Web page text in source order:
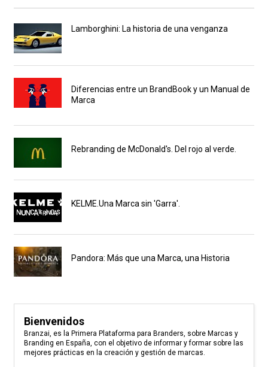
Lamborghini: La historia de una venganza
Diferencias entre un BrandBook y un Manual de
Marca
Rebranding de McDonald's. Del rojo al verde.
KELME.Una Marca sin 'Garra'.
Pandora: Más que una Marca, una Historia
Bienvenidos
Branzai, es la Primera Plataforma para Branders, sobre Marcas y
Branding en España, con el objetivo de informar y formar sobre las
mejores prácticas en la creación y gestión de marcas.